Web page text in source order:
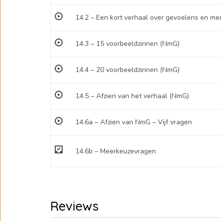
14.2 – Een kort verhaal over gevoelens en
14.3 – 15 voorbeeldzinnen (NmG)
14.4 – 20 voorbeeldzinnen (NmG)
14.5 – Afzien van het verhaal (NmG)
14.6a – Afzien van NmG – Vijf vragen
14.6b – Meerkeuzevragen
Reviews